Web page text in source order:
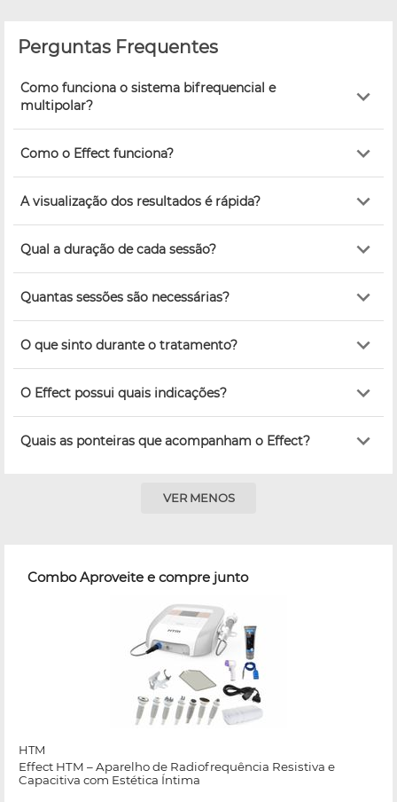
Perguntas Frequentes
Como funciona o sistema bifrequencial e
multipolar?
Como o Effect funciona?
A visualização dos resultados é rápida?
Qual a duração de cada sessão?
Quantas sessões são necessárias?
O que sinto durante o tratamento?
O Effect possui quais indicações?
Quais as ponteiras que acompanham o Effect?
VER MENOS
Combo Aproveite e compre junto
HTM
Effect HTM – Aparelho de Radiofrequência Resistiva e
Capacitiva com Estética Íntima